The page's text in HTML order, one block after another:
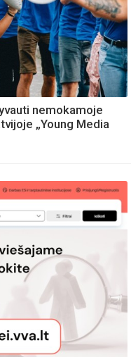
nemokamoje
„Young Media